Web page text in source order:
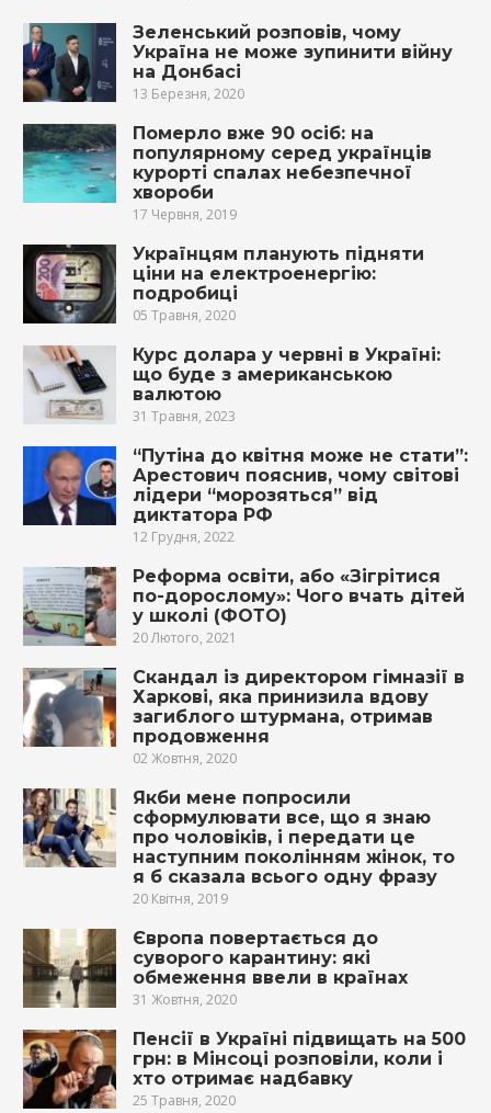
Зеленський розповів, чому
Україна не може зупинити війну
на Донбасі
13 Березня, 2020
Померло вже 90 осіб: на
популярному серед українців
курорті спалах небезпечної
хвороби
17 Червня, 2019
Українцям планують підняти
ціни на електроенергію:
подробиці
05 Травня, 2020
Курс долара у червні в Україні:
що буде з американською
валютою
31 Травня, 2023
“Путіна до квітня може не стати”:
Арестович пояснив, чому світові
лідери “морозяться” від
диктатора РФ
12 Грудня, 2022
Реформа освіти, або «Зігрітися
по-дорослому»: Чого вчать дітей
у школі (ФОТО)
20 Лютого, 2021
Скандал із директором гімназії в
Харкові, яка принизила вдову
загиблого штурмана, отримав
продовження
02 Жовтня, 2020
Якби мене попросили
сформулювати все, що я знаю
про чоловіків, і передати це
наступним поколінням жінок, то
я б сказала всього одну фразу
20 Квітня, 2019
Європа повертається до
суворого карантину: які
обмеження ввели в країнах
31 Жовтня, 2020
Пенсії в Україні підвищать на 500
грн: в Мінсоці розповіли, коли і
хто отримає надбавку
25 Травня, 2020